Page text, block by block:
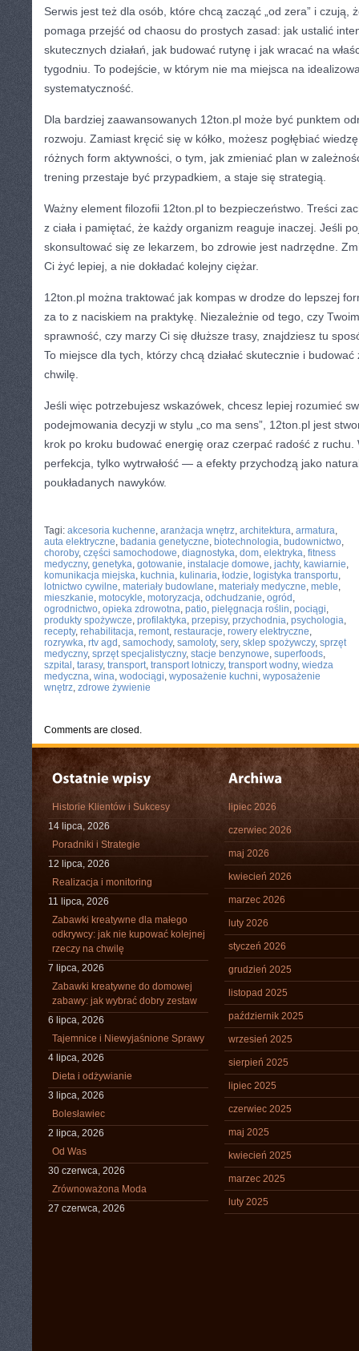
Serwis jest też dla osób, które chcą zacząć „od zera” i czują,
pomaga przejść od chaosu do prostych zasad: jak ustalić
skutecznych działań, jak budować rutynę i jak wracać na
tygodniu. To podejście, w którym nie ma miejsca na
systematyczność.
Dla bardziej zaawansowanych 12ton.pl może być punktem
rozwoju. Zamiast kręcić się w kółko, możesz pogłębiać
różnych form aktywności, o tym, jak zmieniać plan w
trening przestaje być przypadkiem, a staje się strategią.
Ważny element filozofii 12ton.pl to bezpieczeństwo. Treści
z ciała i pamiętać, że każdy organizm reaguje inaczej. Jeśli
skonsultować się ze lekarzem, bo zdrowie jest nadrzędne.
Ci żyć lepiej, a nie dokładać kolejny ciężar.
12ton.pl można traktować jak kompas w drodze do lepszej
za to z naciskiem na praktykę. Niezależnie od tego, czy
sprawność, czy marzy Ci się dłuższe trasy, znajdziesz tu
To miejsce dla tych, którzy chcą działać skutecznie i
chwilę.
Jeśli więc potrzebujesz wskazówek, chcesz lepiej rozumieć
podejmowania decyzji w stylu „co ma sens”, 12ton.pl jest
krok po kroku budować energię oraz czerpać radość z ruchu.
perfekcja, tylko wytrwałość — a efekty przychodzą jako
poukładanych nawyków.
Tagi: akcesoria kuchenne, aranżacja wnętrz, architektura, armatura,
auta elektryczne, badania genetyczne, biotechnologia, budownictwo,
choroby, części samochodowe, diagnostyka, dom, elektryka, fitness
medyczny, genetyka, gotowanie, instalacje domowe, jachty, kawiarnie,
komunikacja miejska, kuchnia, kulinaria, łodzie, logistyka transportu,
lotnictwo cywilne, materiały budowlane, materiały medyczne, meble,
mieszkanie, motocykle, motoryzacja, odchudzanie, ogród ,
ogrodnictwo, opieka zdrowotna, patio, pielęgnacja roślin, pociągi,
produkty spożywcze, profilaktyka, przepisy, przychodnia, psychologia,
recepty, rehabilitacja, remont, restauracje, rowery elektryczne,
rozrywka, rtv agd , samochody, samoloty, sery, sklep spożywczy, sprzęt
medyczny, sprzęt specjalistyczny, stacje benzynowe, superfoods,
szpital , tarasy, transport, transport lotniczy, transport wodny, wiedza
medyczna, wina, wodociągi, wyposażenie kuchni, wyposażenie
wnętrz, zdrowe żywienie
Comments are closed.
Historie Klientów i Sukcesy
14 lipca, 2026
Poradniki i Strategie
12 lipca, 2026
Realizacja i monitoring
11 lipca, 2026
Zabawki kreatywne dla małego
odkrywcy: jak nie kupować kolejnej
rzeczy na chwilę
7 lipca, 2026
Zabawki kreatywne do domowej
zabawy: jak wybrać dobry zestaw
6 lipca, 2026
Tajemnice i Niewyjaśnione Sprawy
4 lipca, 2026
Dieta i odżywianie
3 lipca, 2026
Bolesławiec
2 lipca, 2026
Od Was
30 czerwca, 2026
Zrównoważona Moda
27 czerwca, 2026
lipiec 2026
czerwiec 2026
maj 2026
kwiecień 2026
marzec 2026
luty 2026
styczeń 2026
grudzień 2025
listopad 2025
październik 2025
wrzesień 2025
sierpień 2025
lipiec 2025
czerwiec 2025
maj 2025
kwiecień 2025
marzec 2025
luty 2025